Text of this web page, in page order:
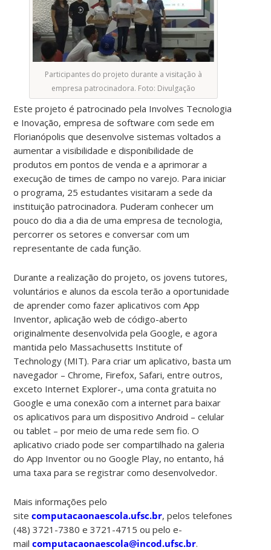
Participantes do projeto durante a visitação à
empresa patrocinadora. Foto: Divulgação
Este projeto é patrocinado pela Involves Tecnologia
e Inovação, empresa de software com sede em
Florianópolis que desenvolve sistemas voltados a
aumentar a visibilidade e disponibilidade de
produtos em pontos de venda e a aprimorar a
execução de times de campo no varejo. Para iniciar
o programa, 25 estudantes visitaram a sede da
instituição patrocinadora. Puderam conhecer um
pouco do dia a dia de uma empresa de tecnologia,
percorrer os setores e conversar com um
representante de cada função.
Durante a realização do projeto, os jovens tutores,
voluntários e alunos da escola terão a oportunidade
de aprender como fazer aplicativos com App
Inventor, aplicação web de código-aberto
originalmente desenvolvida pela Google, e agora
mantida pelo Massachusetts Institute of
Technology (MIT). Para criar um aplicativo, basta um
navegador – Chrome, Firefox, Safari, entre outros,
exceto Internet Explorer-, uma conta gratuita no
Google e uma conexão com a internet para baixar
os aplicativos para um dispositivo Android – celular
ou tablet – por meio de uma rede sem fio. O
aplicativo criado pode ser compartilhado na galeria
do App Inventor ou no Google Play, no entanto, há
uma taxa para se registrar como desenvolvedor.
Mais informações pelo
sitecomputacaonaescola.ufsc.br, pelos telefones
(48) 3721-7380 e 3721-4715 ou pelo e-
mailcomputacaonaescola@incod.ufsc.br.